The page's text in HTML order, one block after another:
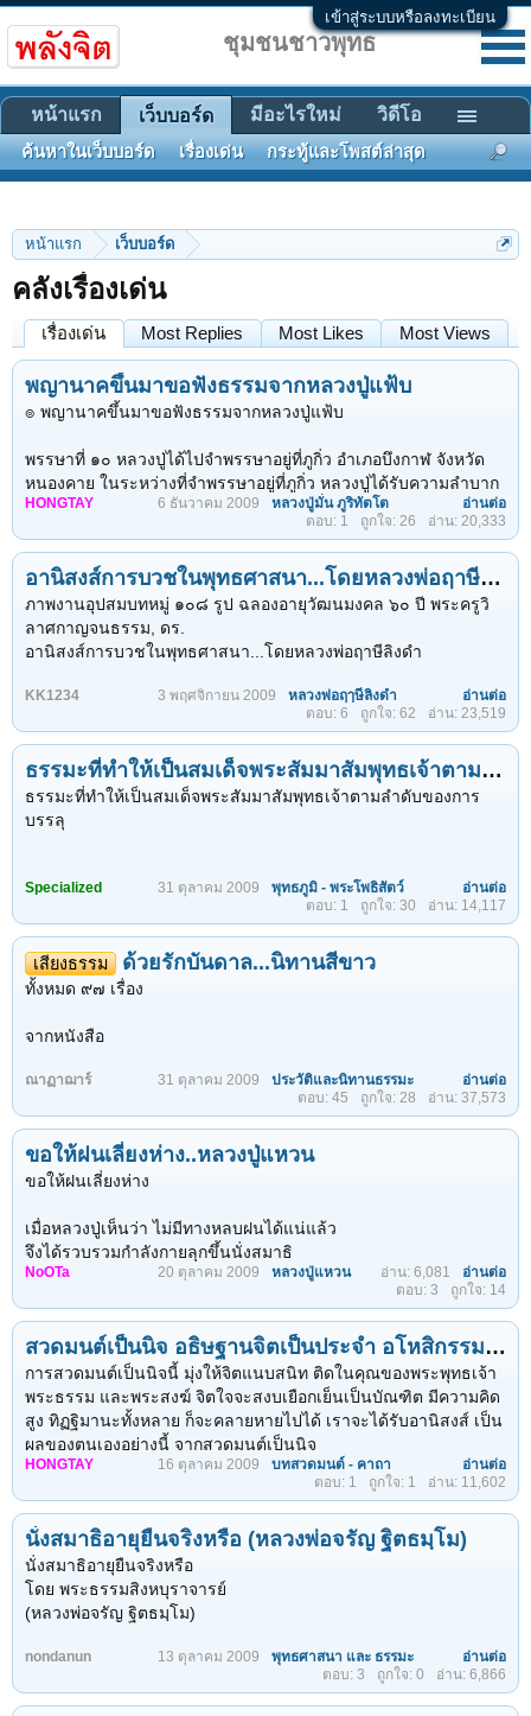
เข้าสู่ระบบหรือลงทะเบียน
หน้าแรก เว็บบอร์ด
คลังเรื่องเด่น
เรื่องเด่น Most Replies Most Likes Most Views
พญานาคขึ้นมาขอฟังธรรมจากหลวงปู่แฟ้บ
๏ พญานาคขึ้นมาขอฟังธรรมจากหลวงปู่แฟ้บ
พรรษาที่ ๑๐ หลวงปู่ได้ไปจำพรรษาอยู่ที่ภูกิ่ว อำเภอบึงกาฬ จังหวัด
หนองคาย ในระหว่างที่จำพรรษาอยู่ที่ภูกิ่ว หลวงปู่ได้รับความลำบาก
และขัดสนในเรื่องของอาหารมาก แต่การภาวนาขณะที่อยู่ที่นี่ หลวง
ปู่ได้ปัญญาธรรมให้พิจารณาถึงความทุกข์ที่ทำให้ต้องวนเวียนอยู่ใน
วัฏฏะสงสารนี้มากมาย และมีอยู่คืนหนึ่งขณะกำลังภาวนาอยู่
พญานาค ๓ ตัวมากราบนมัสการและสนทนาธรรมกับหลวงปู่ตลอด
คืน หลวงปู่ได้บอกถึงลักษณะของพญานาคที่ได้เห็นไว้ว่า มีลักษณะ
คล้ายงูจงอาง แต่มีขนาดตัวยาวและใหญ่มาก ประมาณต้นมะพร้าว
มีเกล็ดคล้ายแก้วสีฟ้าใส มีสีสวยงามมาก
ในพรรษานั้น มีโยมจากบ้านโพนไคและบ้านจาร อำเภอบ้านม่วง ได้
ตามไปนิมนต์ให้กลับมาวัดป่าดงหวาย ดังนั้นเมื่อออกพรรษาแล้วจึง
กลับมาที่วัดป่าดงหวาย
รูปปั้นพญานาค หน้าโรงแรมบ้านกะรนบุรี รีสอร์ท หาดกะรน
จ.ภูเก็ต
พรรษาที่ ๑๑ จนถึงปัจจุบัน การก่อสร้างศาลาของวัดป่าดงหวายยังไม่
แต่การปฏิบัติภาวนาของหลวงปู่ก็ไม่ได้ย่อหย่อนลงเลย...
HONGTAY 6 ธันวาคม 2009 หลวงปู่มั่น ภูริทัตโต
อ่านต่อ
อ่าน: 20,333
ถูกใจ: 26
ตอบ: 1
อานิสงส์การบวชในพุทธศาสนา...โดยหลวงพ่อฤาษีลิงดำ
ภาพงานอุปสมบทหมู่ ๑๐๘ รูป ฉลองอายุวัฒนมงคล ๖๐ ปี พระครูวิ
ลาศกาญจนธรรม, ดร.
อานิสงส์การบวชในพุทธศาสนา...โดยหลวงพ่อฤาษีลิงดำ
อานิสงส์การบวช ต่อแต่นี้ไป จะนำเอาพระธรรมคำสั่งสอนขององค์
สมเด็จพระประทีปแก้วบรมศาสดาสัมมาสัมพุทธ เจ้า ว่าด้วยเรื่อง
อานิสงส์การบรรพชา มาคุยกับบรรดาท่านพุทธบริษัท ความมีว่า
องค์สมเด็จพระทรงสวัสดิโสภาคย์เมื่อทรงพระชนม์อยู่ องค์สมเด็จ
พระบรมปรารถเรื่องการอุปสมบทบรรพชาในพระพุทธศาสนา องค์
ก็ดี ทอดกฐินผ้าป่าก็ดี จัดว่าเป็นอานิสงส์สำคัญ แต่อานิสงส์นี้นั้น
บุคคลที่จะพึ่งได้ต้องโมทนาก่อน หมายความว่า ถ้าบุตรธิดาของตน
บำเพ็ญกุศล บิดามารดาไม่โมทนาย่อมไม่ได้ แต่ว่าการอุปสมบม
บรรพชานี้แปลกกว่านั้น องค์สมเด็จพระทรงธรรม์บรมศาสดาสัมมา
สัมพุทธเจ้าทรงแสดงไว้ว่า สมมุติว่า บุตรชายของท่านผู้ใดออกจาก
จักกัน เวลาที่บรรพชานั้น บิดามารดาก็ไม่ทราบ แต่ทว่า ถึงอย่างก็ดี
KK1234 3 พฤศจิกายน 2009 หลวงพ่อฤๅษีลิงดำ
อ่านต่อ
อ่าน: 23,519
ถูกใจ: 62
ตอบ: 6
ธรรมะที่ทำให้เป็นสมเด็จพระสัมมาสัมพุทธเจ้าตามลำดับของการบรรลุ
ธรรมะที่ทำให้เป็นสมเด็จพระสัมมาสัมพุทธเจ้าตามลำดับของการ
บรรลุ
วันที่พระพุทธเจ้า ทรงบรรลุอภิเษกสัมมาสัมโพธิญาณ ตอนนั้นก็มี
เรื่องอัศจรรย์ตอนที่พระพุทธเจ้าประทับตัดสินพระทัย ว่าจะต้องการ
บรรลุอภิเษกสัมมาสัมโพธิญาณที่นี่ เป็นวันกลางเดือนหก เป็นฤดูฝน
มาวันหนึ่งมีคนบอกว่ามีฝนตกลงมา พระยานาคมาขดตัวเป็นแท่น
เสาร์จึงทำพระนาคปรก แต่รู้สึกนาคจะมีหัวมากไปสักหน่อย เนื้อ
หลายหัว แบบนี้มันไม่ถูก ลูกที่นั่งฟังทั้งหมดจะสงสัยไหมว่า ถ้าสมมติ
ว่าพระยานาคท่านนั้นไม่มาแผ่พังพานให้พระพุทธเจ้า ฝนตกลงมา
พระพุทธเจ้าจะเปียกไหม อันนี้เราต้องไปคิดว่า พระโมคคัลลาน์ เวลา
ไม่ต้องการให้ฝนเปียก ท่านจะเปียกไหม มันก็ไม่เปียก ไม่ต้องการให้
แดดถูกตัวท่าน แดดก็ไม่ถูก
ตอนนี้เราก็มาดูพระพุทธเจ้า พระพุทธเจ้าเป็นครูของพระโมคคัลลาน์
ในเมื่อลูกศิษย์ทำได้อาจารย์จะทำได้ไหม เพราะวิชาทั้งหลายเหล่านั้น
ไปจากอาจารย์ เป็นอันว่าเป็นความดีของพระยานาคที่ท่าน
สงเคราะห์ แต่บังเอิญถ้าพระยานาคท่านไม่สงเคราะห์...
Specialized 31 ตุลาคม 2009 พุทธภูมิ - พระโพธิสัตว์
อ่านต่อ
อ่าน: 14,117
ถูกใจ: 30
ตอบ: 1
เสียงธรรม ด้วยรักบันดาล...นิทานสีขาว
ทั้งหมด ๙๗ เรื่อง
จากหนังสือ
ด้วยรักบันดาล นิทานสีขาว ทั้ง ๔ เล่ม
ของ ดร.อาจอง ชุมสาย ณ อยุธยา
คุณสุพัตรา แซ่ลิ่ม รวบรวม/เรียบเรียง
(เสียงอ่านโดย ณาฏาฌาร์ เกสรดอกจาน)
ณาฏาฌาร์ 31 ตุลาคม 2009 ประวัติและนิทานธรรมะ
อ่านต่อ
อ่าน: 37,573
ถูกใจ: 28
ตอบ: 45
ขอให้ฝนเลี่ยงห่าง..หลวงปู่แหวน
ขอให้ฝนเลี่ยงห่าง
เมื่อหลวงปู่เห็นว่า ไม่มีทางหลบฝนได้แน่แล้ว
จึงได้รวบรวมกำลังกายลุกขึ้นนั่งสมาธิ
ตั้งสัจจาธิษฐานอ้างเอาคุณพระพุทธ พระธรรม พระสงฆ์
" ข้าพเจ้าบวชอุทิศตนต่อพระพุทธ ต่อพระธรรม ต่อพระสงฆ์
วันนี้ ข้าพเจ้าเดินทางมาเพื่อ จะไปลำปาง เกิดอาการไข้
หมดกำลังที่จะไปข้างหน้า ถ้าบุญบารมีของข้าพเจ้ามีอยู่
พอที่จะได้ บำเพ็ญพรหมจรรย์เืพื่อทำที่สุดแห่งทุกข์แล้ว
ขอฝนอย่าได้ตกลงมาตรงที่ข้าพเจ้าอยู่นี้เลย"
แล้วหลวงปู่ก็แผ่เมตตาต่อเทพารักษ์ สิ่งที่เจ้าที่ทางอธิษฐาน
" ข้าแต่เทพารักษ์ ผู้ศักดิ์สิทธิ์ เจ้าที่เ้จ้าทาง ตลอดจนนาค ครุฑ
ผู้มีอำนาจทั้งหลายก็ดี วันนี้ ข้าพเจ้าเดินทางมาจะไปลำปาง มาป่วยอ
ยุ่กลางป่า
ข้าพเจ้า
ขอได้โปรดบันดาลด้วยอำนาจฤทธิ์ของตนๆ ให้ฝนซึ่งกำลังตกมานี้
ได้เว้นตรงที่ข้าพเจ้าอยู่ตรงนี้ ขอไห้เปลี่ยนทิศทางไปทางอื่น
NoOTa 20 ตุลาคม 2009 หลวงปู่แหวน อ่านต่อ
อ่าน: 6,081
ถูกใจ: 14
ตอบ: 3
สวดมนต์เป็นนิจ อธิษฐานจิตเป็นประจำ อโหสิกรรมก่อนค่อยแผ่เมตตา
การสวดมนต์เป็นนิจนี้ มุ่งให้จิตแนบสนิท ติดในคุณของพระพุทธเจ้า
พระธรรม และพระสงฆ์ จิตใจจะสงบเยือกเย็นเป็นบัณฑิต มีความคิด
สูง ทิฏฐิมานะทั้งหลาย ก็จะคลายหายไปได้ เราจะได้รับอานิสงส์ เป็น
ผลของตนเองอย่างนี้ จากสวดมนต์เป็นนิจ
การอธิษฐานจิตเป็นประจำนั้น มุ่งหมายเพื่อแก้กรรมของผู้มีกรรม
จากการกระทำครั้งอดีต ที่เรารำลึกได้ และจะแก้กรรมในปัจจุบัน เพื่อ
สู่อนาคต ก่อนที่จะมีเวรมีกรรม ก่อนอื่นใด เราทราบเราเข้าใจแล้ว
โปรดอโหสิกรรมแก่สัตว์ทั้งหลาย เราจะไม่ก่อเวรก่อกรรมก่อภัยพิบัติ
ไม่มีเสนียดจัญไรติดตัวไปเรียกว่า เปล่า ปราศจากทุกข์ ถึงบรมสุข คือ
นิพพานได้ เราจะรู้ได้ว่ากรรมติดตามมา และเราจะแก้กรรมอย่างไร
อย่างไร เพราะมันเป็นเรื่องที่แล้ว ๆ มา
การอโหสิกรรม หมายความว่า เราไม่โกรธ ไม่เกลียด เรามีเวรกรรม
HONGTAY 16 ตุลาคม 2009 บทสวดมนต์ - คาถา
อ่านต่อ
อ่าน: 11,602
ถูกใจ: 1
ตอบ: 1
นั่งสมาธิอายุยืนจริงหรือ (หลวงพ่อจรัญ ฐิตธมฺโม)
นั่งสมาธิอายุยืนจริงหรือ
โดย พระธรรมสิงหบุราจารย์
(หลวงพ่อจรัญ ฐิตธมฺโม)
จากหนังสือกฎแห่งกรรม เล่ม ๗
nondanun 13 ตุลาคม 2009 พุทธศาสนา และ ธรรมะ
อ่านต่อ
อ่าน: 6,866
ถูกใจ: 0
ตอบ: 3
ชุมชนชาวพุทธ
หน้าแรก เว็บบอร์ด
ค้นหาในเว็บบอร์ด เรื่องเด่น กระทู้และโพสต์ล่าสุด
มีอะไรใหม่ วิดีโอ